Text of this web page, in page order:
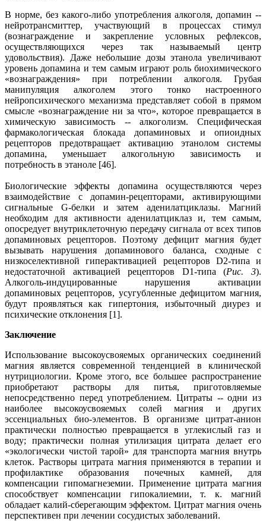
В норме, без какого-либо употребления алкоголя, допамин --
нейротрансмиттер, участвующий в процессах стимул
(вознаграждение и закрепление условных рефлексов,
осуществляющихся через так называемый центр
удовольствия). Даже небольшие дозы этанола увеличивают
уровень допамина и тем самым играют роль биохимического
«вознаграждения» при потреблении алкоголя. Грубая
манипуляция алкоголем этого тонко настроенного
нейропсихического механизма представляет собой в прямом
смысле «вознаграждение ни за что», которое превращается в
химическую зависимость -- алкоголизм. Специфическая
фармакологическая блокада допаминовых и опиоидных
рецепторов предотвращает активацию этанолом системы
допамина, уменьшает алкогольную зависимость и
потребность в этаноле [46].
Биологические эффекты допамина осуществляются через
взаимодействие с допамин-рецепторами, активирующими
сигнальные G-белки и затем аденилатциклазы. Магний
необходим для активности аденилатциклаз и, тем самым,
опосредует внутриклеточную передачу сигнала от всех типов
допаминовых рецепторов. Поэтому дефицит магния будет
вызывать нарушения допаминового баланса, сходные с
низкоселективной гиперактивацией рецепторов D2-типа и
недостаточной активацией рецепторов D1-типа (Рис. 3).
Алкоголь-индуцированные нарушения активации
допаминовых рецепторов, усугубленные дефицитом магния,
будут проявляться как гипертония, избыточный диурез и
психические отклонения [1].
Заключение
Использование высокоусвояемых органических соединений
магния является современной тенденцией в клинической
нутрициологии. Кроме этого, все большее распространение
приобретают растворы для питья, приготовляемые
непосредственно перед употреблением. Цитраты -- одни из
наиболее высокоусвояемых солей магния и других
эссенциальных био-элементов. В организме цитрат-анион
практически полностью превращается в углекислый газ и
воду; практически полная утилизация цитрата делает его
«экологически чистой тарой» для транспорта магния внутрь
клеток. Растворы цитрата магния применяются в терапии и
профилактике образования почечных камней, для
компенсации гипомагнеземии. Применение цитрата магния
способствует компенсации гипокалиемии, т. к. магний
обладает калий-сберегающим эффектом. Цитрат магния очень
перспективен при лечении сосудистых заболеваний.